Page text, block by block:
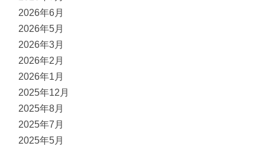
2026年6月
2026年5月
2026年3月
2026年2月
2026年1月
2025年12月
2025年8月
2025年7月
2025年5月